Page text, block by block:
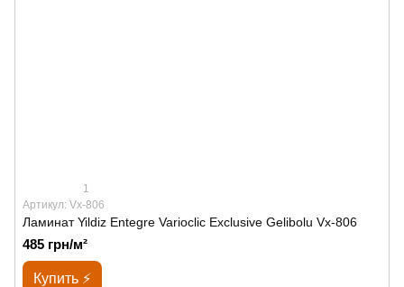
1
Артикул: Vx-806
Ламинат Yildiz Entegre Varioclic Exclusive Gelibolu Vx-806
485 грн/м²
Купить ⚡